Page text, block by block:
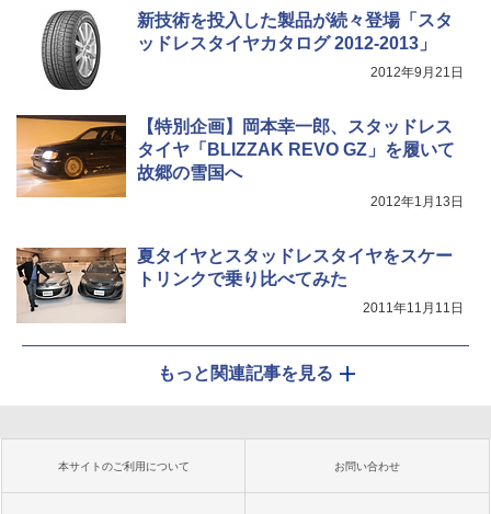
新技術を投入した製品が続々登場「スタ
ッドレスタイヤカタログ 2012-2013」
2012年9月21日
【特別企画】岡本幸一郎、スタッドレス
タイヤ「BLIZZAK REVO GZ」を履いて
故郷の雪国へ
2012年1月13日
夏タイヤとスタッドレスタイヤをスケー
トリンクで乗り比べてみた
2011年11月11日
もっと関連記事を見る
本サイトのご利用について お問い合わせ